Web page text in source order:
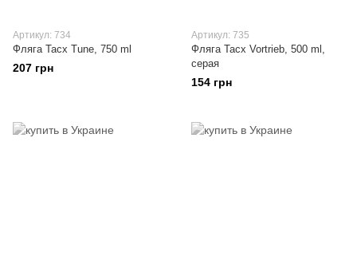
Артикул: 734
Фляга Tacx Tune, 750 ml
207 грн
Артикул: 735
Фляга Tacx Vortrieb, 500 ml,
серая
154 грн